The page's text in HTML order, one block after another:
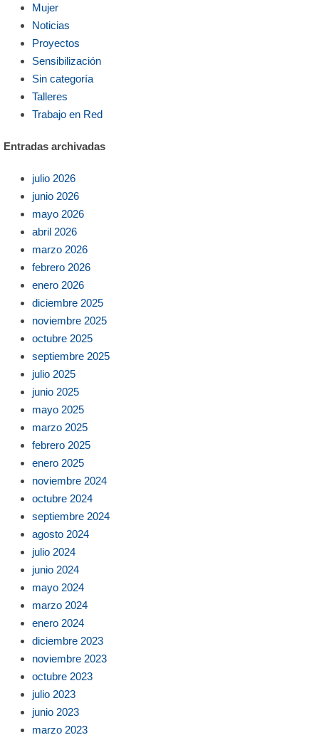
Mujer
Noticias
Proyectos
Sensibilización
Sin categoría
Talleres
Trabajo en Red
Entradas archivadas
julio 2026
junio 2026
mayo 2026
abril 2026
marzo 2026
febrero 2026
enero 2026
diciembre 2025
noviembre 2025
octubre 2025
septiembre 2025
julio 2025
junio 2025
mayo 2025
marzo 2025
febrero 2025
enero 2025
noviembre 2024
octubre 2024
septiembre 2024
agosto 2024
julio 2024
junio 2024
mayo 2024
marzo 2024
enero 2024
diciembre 2023
noviembre 2023
octubre 2023
julio 2023
junio 2023
marzo 2023